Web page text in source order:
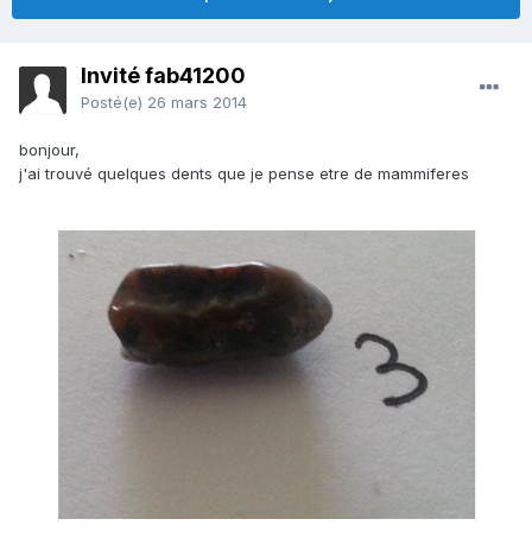
Invité fab41200
Posté(e) 26 mars 2014
bonjour,
j'ai trouvé quelques dents que je pense etre de mammiferes